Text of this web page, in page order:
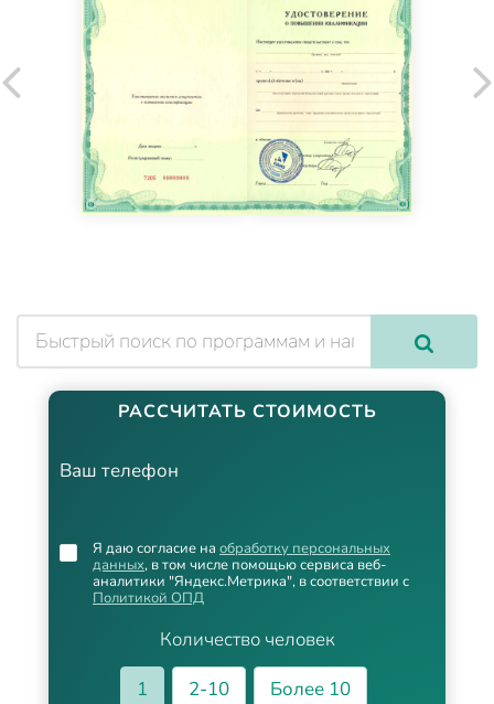
РАССЧИТАТЬ СТОИМОСТЬ
Ваш телефон
Количество человек
1
2-10
Более 10
Я даю согласие на обработку персональных
данных, в том числе помощью сервиса веб-
аналитики "Яндекс.Метрика", в соответствии с
Политикой ОПД